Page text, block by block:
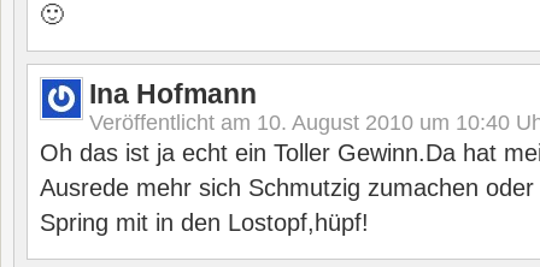
🙂
Ina Hofmann
Veröffentlicht am 10. August 2010 um 10:40
Oh das ist ja echt ein Toller Gewinn.Da hat
Ausrede mehr sich Schmutzig zumachen
Spring mit in den Lostopf,hüpf!